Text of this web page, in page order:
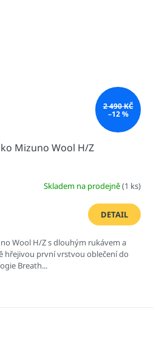
2 490 KČ
–12 %
Mizuno Wool H/Z
Skladem na prodejně(1 ks)
DETAIL
Wool H/Z s dlouhým rukávem a
hřejivou první vrstvou oblečení do
Breath...